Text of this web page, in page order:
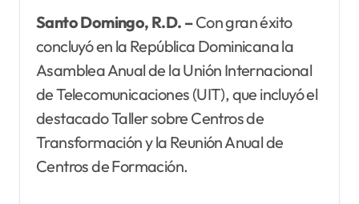
Santo Domingo, R.D. –Con gran éxito
concluyó en la República Dominicana la
Asamblea Anual de la Unión Internacional
de Telecomunicaciones (UIT), que incluyó el
destacado Taller sobre Centros de
Transformación y la Reunión Anual de
Centros de Formación.